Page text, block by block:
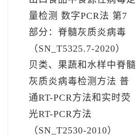
量检测 数字PCR法 第7
部分：脊髓灰质炎病毒
（SN_T5325.7-2020）
贝类、果蔬和水样中脊髓
灰质炎病毒检测方法 普
通RT-PCR方法和实时荧
光RT-PCR方法
（SN_T2530-2010）